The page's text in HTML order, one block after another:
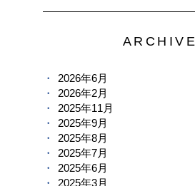
ARCHIVE
2026年6月
2026年2月
2025年11月
2025年9月
2025年8月
2025年7月
2025年6月
2025年3月